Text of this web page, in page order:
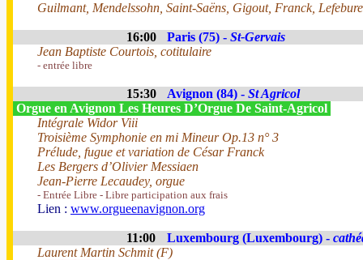
Guilmant, Mendelssohn, Saint-Saëns, Gigout, Franck,
16:00 Paris (75) - St-Gervais
Jean Baptiste Courtois, cotitulaire
- entrée libre
15:30 Avignon (84) - St Agricol
Orgue en Avignon Les Heures D’Orgue De Saint-Agricol
Intégrale Widor Viii
Troisième Symphonie en mi Mineur Op.13 n° 3
Prélude, fugue et variation de César Franck
Les Bergers d’Olivier Messiaen
Jean-Pierre Lecaudey, orgue
- Entrée Libre - Libre participation aux frais
Lien : www.orgueenavignon.org
11:00 Luxembourg (Luxembourg) -
Laurent Martin Schmit (F)